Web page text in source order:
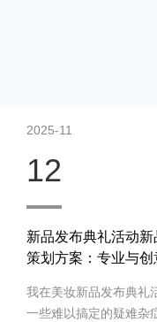
2025-11
12
新品发布典礼活动
策划方案：专业与创
我在美妆新品发布典礼
一些难以搞定的疑难杂